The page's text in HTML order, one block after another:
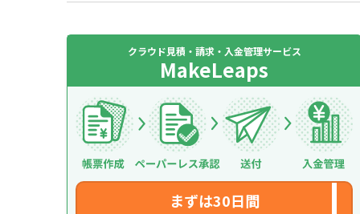
クラウド見積・請求・入金管理サービス
MakeLeaps
まずは30日間